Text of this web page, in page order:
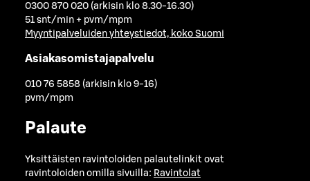
0300 870 020 (arkisin klo 8.30-16.30)
51 snt/min + pvm/mpm
Myyntipalveluiden yhteystiedot, koko Suomi
Asiakasomistajapalvelu
010 76 5858 (arkisin klo 9-16)
pvm/mpm
Palaute
Yksittäisten ravintoloiden palautelinkit ovat
ravintoloiden omilla sivuilla: Ravintolat